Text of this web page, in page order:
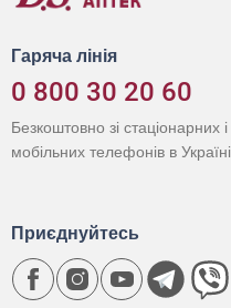
Гаряча лінія
0 800 30 20 60
Безкоштовно зі стаціонарних і
мобільних телефонів в Україні
Приєднуйтесь